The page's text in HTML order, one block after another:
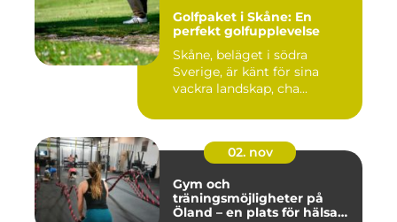
Golfpaket i Skåne: En
perfekt golfupplevelse
Skåne, beläget i södra
Sverige, är känt för sina
vackra landskap, cha...
02. nov
Gym och
träningsmöjligheter på
Öland – en plats för hälsa